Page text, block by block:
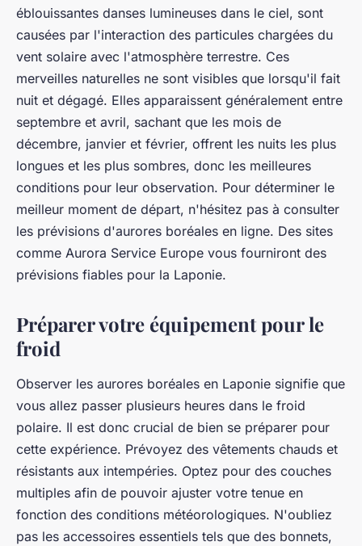
éblouissantes danses lumineuses dans le ciel, sont
causées par l'interaction des particules chargées du
vent solaire avec l'atmosphère terrestre. Ces
merveilles naturelles ne sont visibles que lorsqu'il fait
nuit et dégagé. Elles apparaissent généralement entre
septembre et avril, sachant que les mois de
décembre, janvier et février, offrent les nuits les plus
longues et les plus sombres, donc les meilleures
conditions pour leur observation. Pour déterminer le
meilleur moment de départ, n'hésitez pas à consulter
les prévisions d'aurores boréales en ligne. Des sites
comme Aurora Service Europe vous fourniront des
prévisions fiables pour la Laponie.
Préparer votre équipement pour le
froid
Observer les aurores boréales en Laponie signifie que
vous allez passer plusieurs heures dans le froid
polaire. Il est donc crucial de bien se préparer pour
cette expérience. Prévoyez des vêtements chauds et
résistants aux intempéries. Optez pour des couches
multiples afin de pouvoir ajuster votre tenue en
fonction des conditions météorologiques. N'oubliez
pas les accessoires essentiels tels que des bonnets,